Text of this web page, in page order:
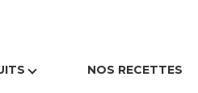
NOS RECETTES